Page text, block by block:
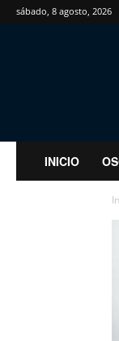
sábado, 8 agosto, 2026
INICIO